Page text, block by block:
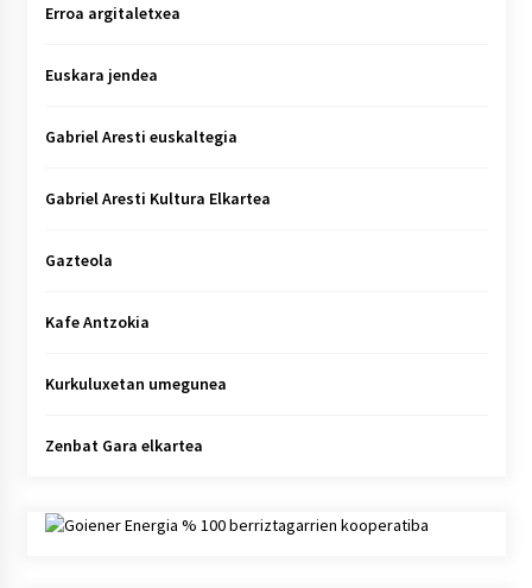
Erroa argitaletxea
Euskara jendea
Gabriel Aresti euskaltegia
Gabriel Aresti Kultura Elkartea
Gazteola
Kafe Antzokia
Kurkuluxetan umegunea
Zenbat Gara elkartea